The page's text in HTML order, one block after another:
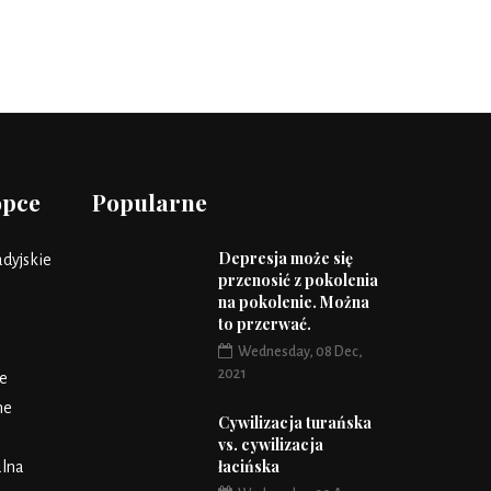
Popularne
Depresja może się
przenosić z pokolenia
na pokolenie. Można
to przerwać.
Wednesday, 08 Dec,
2021
Cywilizacja turańska
vs. cywilizacja
łacińska